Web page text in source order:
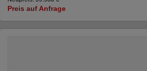
Preis auf Anfrage